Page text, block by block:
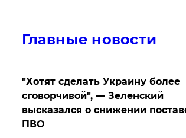
Главные новости
​"Хотят сделать Украину более
сговорчивой", — Зеленский
высказался о снижении
ПВО